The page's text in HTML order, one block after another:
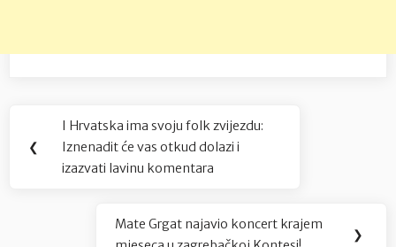
Navigacija
objava
❮
Previous
Post:
I Hrvatska ima svoju folk zvijezdu:
Iznenadit će vas otkud dolazi i
izazvati lavinu komentara
Next
Mate Grgat najavio koncert krajem
❯